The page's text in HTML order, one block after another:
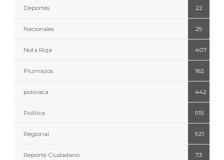
Deportes 22
Nacionales 29
Nota Roja 407
Plumazos 162
policiaca 442
Política 915
Regional 921
Reporte Ciudadano 73